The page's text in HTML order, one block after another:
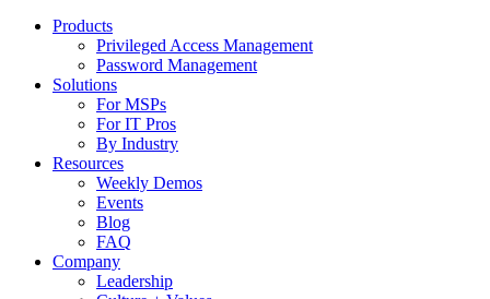
Products
Privileged Access Management
Password Management
Solutions
For MSPs
For IT Pros
By Industry
Resources
Weekly Demos
Events
Blog
FAQ
Company
Leadership